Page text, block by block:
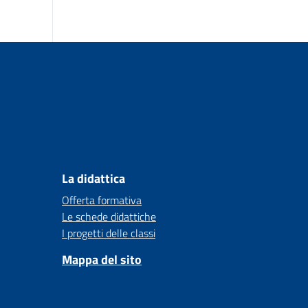
La didattica
Offerta formativa
Le schede didattiche
I progetti delle classi
Mappa del sito